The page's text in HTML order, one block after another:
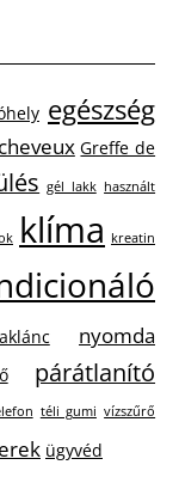
egészség
Greffe de
gél lakk használt
klíma kreatin
nyomda
párátlanító
téli gumi vízszűrő
ügyvéd